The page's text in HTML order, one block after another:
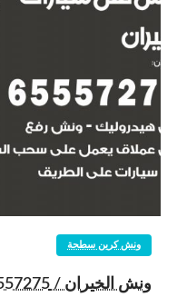
ونش كرين سطحة